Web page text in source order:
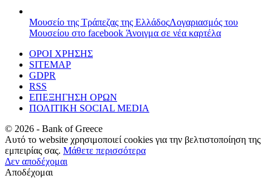
Μουσείο της Τράπεζας της ΕλλάδοςΛογαριασμός του
Μουσείου στο facebook Άνοιγμα σε νέα καρτέλα
ΟΡΟΙ ΧΡΗΣΗΣ
SITEMAP
GDPR
RSS
ΕΠΕΞΗΓΗΣΗ ΟΡΩΝ
ΠΟΛΙΤΙΚΗ SOCIAL MEDIA
© 2026 - Bank of Greece
Αυτό το website χρησιμοποιεί cookies για την βελτιστοποίηση της
εμπειρίας σας. Μάθετε περισσότερα
Δεν αποδέχομαι
Αποδέχομαι